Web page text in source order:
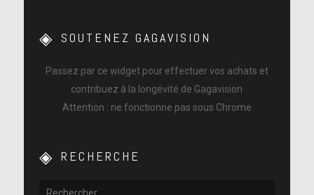
SOUTENEZ GAGAVISION
Passez par ce widget pour effectuer vos achats et
contribuez à la longévité de Gagavision
Attention : ne fonctionne pas sous Chrome
RECHERCHE